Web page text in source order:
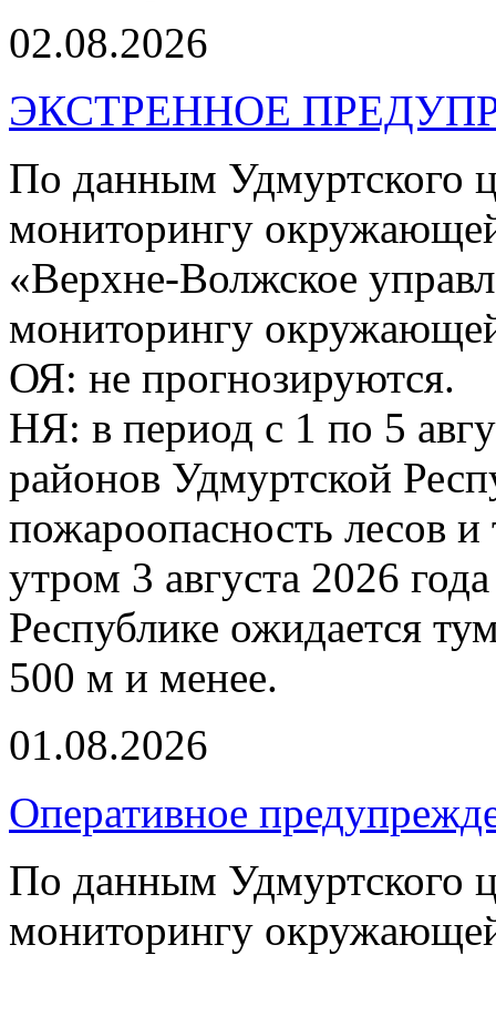
02.08.2026
ЭКСТРЕННОЕ
По данным Удмуртского
мониторингу
«Верхне-Волжское
мониторингу
ОЯ: не прогнозируются.
НЯ: в период с 1 по 5
районов Удмуртской
пожароопасность лесов
утром 3 августа 2026
Республике ожидается
500 м и менее.
01.08.2026
Оперативное
По данным Удмуртского
мониторингу